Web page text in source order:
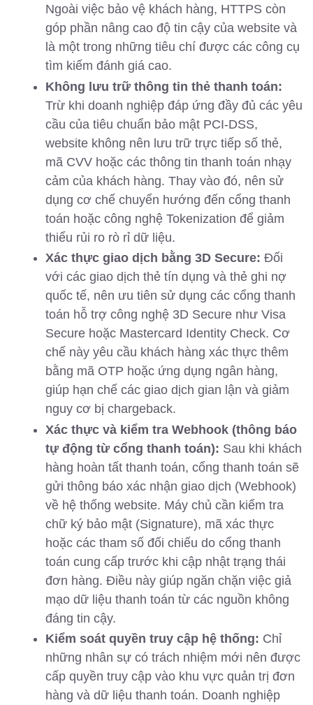
Ngoài việc bảo vệ khách hàng, HTTPS còn
góp phần nâng cao độ tin cậy của website và
là một trong những tiêu chí được các công cụ
tìm kiếm đánh giá cao.
Không lưu trữ thông tin thẻ thanh toán:
Trừ khi doanh nghiệp đáp ứng đầy đủ các yêu
cầu của tiêu chuẩn bảo mật PCI-DSS,
website không nên lưu trữ trực tiếp số thẻ,
mã CVV hoặc các thông tin thanh toán nhạy
cảm của khách hàng. Thay vào đó, nên sử
dụng cơ chế chuyển hướng đến cổng thanh
toán hoặc công nghệ Tokenization để giảm
thiểu rủi ro rò rỉ dữ liệu.
Xác thực giao dịch bằng 3D Secure: Đối
với các giao dịch thẻ tín dụng và thẻ ghi nợ
quốc tế, nên ưu tiên sử dụng các cổng thanh
toán hỗ trợ công nghệ 3D Secure như Visa
Secure hoặc Mastercard Identity Check. Cơ
chế này yêu cầu khách hàng xác thực thêm
bằng mã OTP hoặc ứng dụng ngân hàng,
giúp hạn chế các giao dịch gian lận và giảm
nguy cơ bị chargeback.
Xác thực và kiểm tra Webhook (thông báo
tự động từ cổng thanh toán): Sau khi khách
hàng hoàn tất thanh toán, cổng thanh toán sẽ
gửi thông báo xác nhận giao dịch (Webhook)
về hệ thống website. Máy chủ cần kiểm tra
chữ ký bảo mật (Signature), mã xác thực
hoặc các tham số đối chiếu do cổng thanh
toán cung cấp trước khi cập nhật trạng thái
đơn hàng. Điều này giúp ngăn chặn việc giả
mạo dữ liệu thanh toán từ các nguồn không
đáng tin cậy.
Kiểm soát quyền truy cập hệ thống: Chỉ
những nhân sự có trách nhiệm mới nên được
cấp quyền truy cập vào khu vực quản trị đơn
hàng và dữ liệu thanh toán. Doanh nghiệp